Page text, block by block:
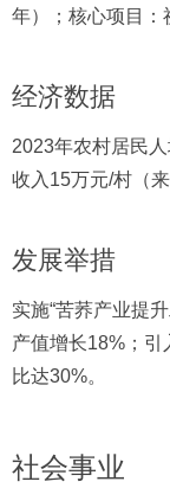
年）；核心项目：
经济数据
2023年农村居民
收入15万元/村（
发展举措
实施“苦荞产业提
产值增长18%；引
比达30%。
社会事业